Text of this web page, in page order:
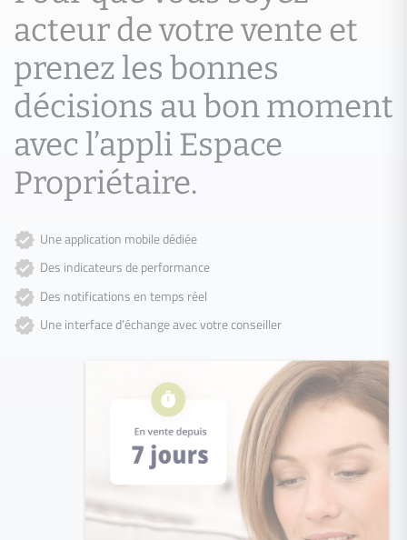
acteur de votre vente et
prenez les bonnes
décisions au bon moment
avec l’appli Espace
Propriétaire.
Une application mobile dédiée
Des indicateurs de performance
Des notifications en temps réel
Une interface d’échange avec votre conseiller